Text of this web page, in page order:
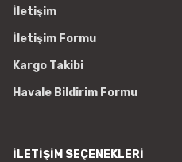
İletişim
İletişim Formu
Kargo Takibi
Havale Bildirim Formu
İLETİŞİM SEÇENEKLERİ